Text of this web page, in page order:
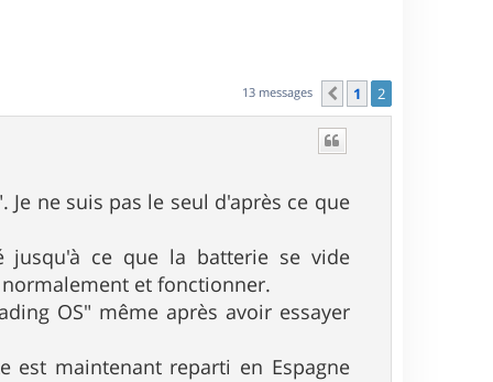
13 messages Précédent
1 2
ne suis pas le seul d'après ce que
jusqu'à ce que la batterie se vide
et fonctionner.
OS" même après avoir essayer
est maintenant reparti en Espagne